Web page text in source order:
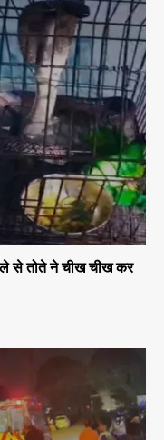
से तोते ने चीख चीख कर